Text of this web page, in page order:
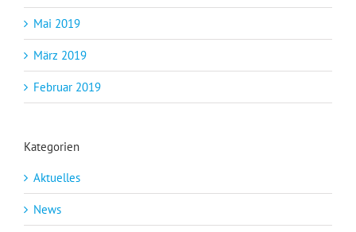
Mai 2019
März 2019
Februar 2019
Kategorien
Aktuelles
News